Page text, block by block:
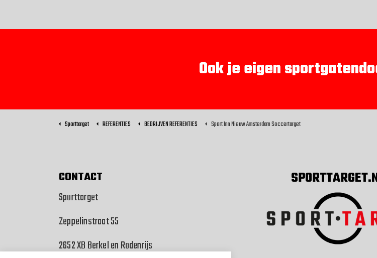
Ook je eigen
Sporttarget REFERENTIES BEDRIJVEN REFERENTIES Sport Inn Nieuw Amsterdam Soccertarget
CONTACT
Sporttarget
Zeppelinstraat 55
2652 XB Berkel en Rodenrijs